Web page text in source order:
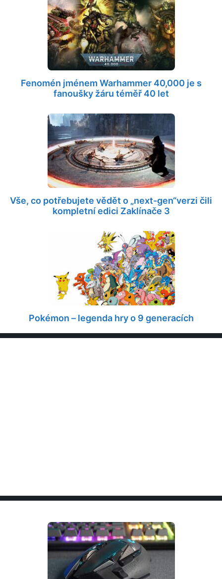
Fenomén jménem Warhammer 40,000 je s
fanoušky žáru téměř 40 let
Vše, co potřebujete vědět o „next-gen“verzi čili
kompletní edici Zaklínače 3
Pokémon – legenda hry o 9 generacích